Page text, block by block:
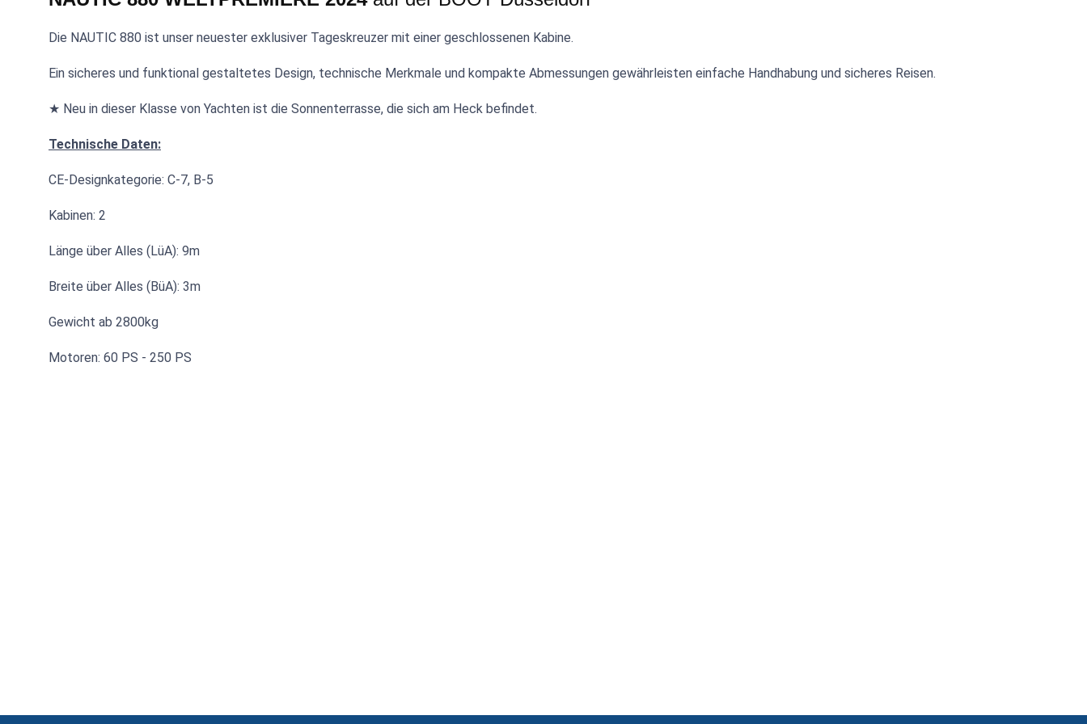
Die NAUTIC 880 ist unser neuester exklusiver Tageskreuzer mit einer geschlossenen Kabine.
Ein sicheres und funktional gestaltetes Design, technische Merkmale und kompakte Abmessungen gewährleisten einfache Handhabung und sicheres Reisen.
★ Neu in dieser Klasse von Yachten ist die Sonnenterrasse, die sich am Heck befindet.
Technische Daten:
CE-Designkategorie: C-7, B-5
Kabinen: 2
Länge über Alles (LüA): 9m
Breite über Alles (BüA): 3m
Gewicht ab 2800kg
Motoren: 60 PS - 250 PS